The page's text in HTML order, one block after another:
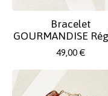
Bracelet
GOURMANDISE
49,00 €